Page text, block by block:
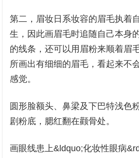
第二，眉妆日系妆容的眉毛执着
生，因此画眉毛时追随自己本身
的线条，还可以用眉粉来顺着眉
所画出有细细的眉毛，看起来不
感觉。
圆形脸额头、鼻梁及下巴特浅色
剧粉底，腮红翻在颧骨处。
画眼线患上&ldquo;化妆性眼病